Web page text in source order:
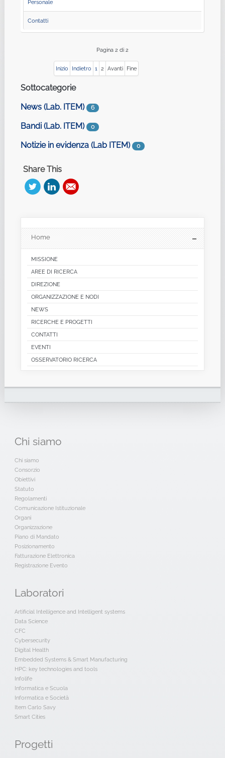
Personale
Contatti
Pagina 2 di 2
Inizio Indietro 1 2 Avanti Fine
Sottocategorie
News (Lab. ITEM)
6
Bandi (Lab. ITEM) 0
Notizie in evidenza (Lab ITEM) 0
Share This
Home
MISSIONE
AREE DI RICERCA
DIREZIONE
ORGANIZZAZIONE E NODI
NEWS
RICERCHE E PROGETTI
CONTATTI
EVENTI
OSSERVATORIO RICERCA
Chi siamo
Chi siamo
Consorzio
Obiettivi
Statuto
Regolamenti
Comunicazione Istituzionale
Organi
Organizzazione
Piano di Mandato
Posizionamento
Fatturazione Elettronica
Registrazione Evento
Laboratori
Artificial Intelligence and Intelligent systems
Data Science
CFC
Cybersecurity
Digital Health
Embedded Systems & Smart Manufacturing
HPC: key technologies and tools
Infolife
Informatica e Scuola
Informatica e Società
Item Carlo Savy
Smart Cities
Progetti